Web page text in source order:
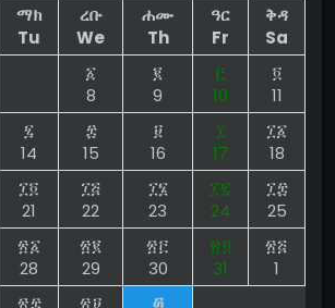
ማክ
Tu
ረቡ
We
ሐሙ
Th
ዓር
Fr
ቅዳ
Sa
፩
8
፪
9
፫
10
፬
11
፯
14
፰
15
፱
16
፲
17
፲፩
18
፲፬
21
፲፭
22
፲፮
23
፲፯
24
፲፰
25
፳፩
28
፳፪
29
፳፫
30
፳፬
31
፳፭
1
፳፰ ፳፱ ፴